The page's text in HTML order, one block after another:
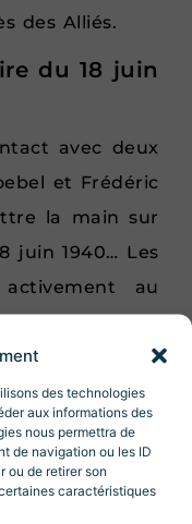
des technologies
aux informations des
nous permettra de
de navigation ou les ID
ou de retirer son
caractéristiques
des Alliés.
du 18 juin
avec deux
et Frédéric
la main sur
juin 1940… Les
au
par l’IRCAM
.
permet
puis de la
d’autres
lors de
des
😃